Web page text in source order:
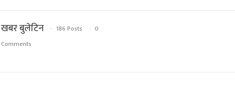
खबर बुलेटिन 186 Posts
0
Comments